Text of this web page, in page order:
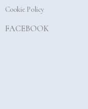
Cookie Policy
FACEBOOK